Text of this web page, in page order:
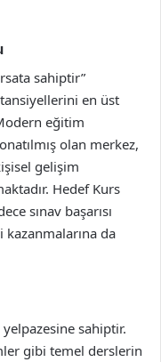
sahiptir”
en üst
eğitim
olan merkez,
gelişim
Hedef Kurs
sınav başarısı
da
sahiptir.
gibi temel derslerin